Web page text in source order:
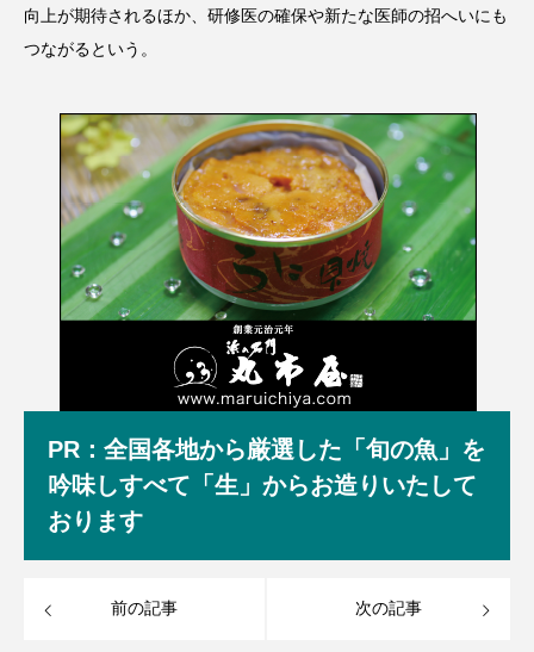
向上が期待されるほか、研修医の確保や新たな医師の招へいにも
つながるという。
PR：全国各地から厳選した「旬の魚」を
吟味しすべて「生」からお造りいたして
おります
前の記事 次の記事